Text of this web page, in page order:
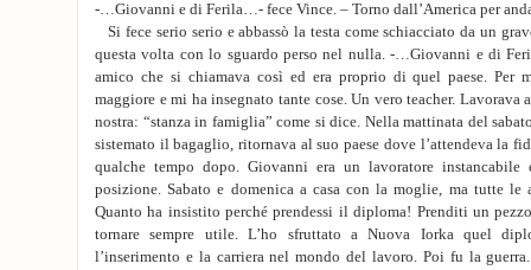
-…Giovanni e di Ferila…- fece Vince. – Torno dall’America per
Si fece serio serio e abbassò la testa come schiacciato da un
questa volta con lo sguardo perso nel nulla. -…Giovanni e di
amico che si chiamava così ed era proprio di quel paese. Per
maggiore e mi ha insegnato tante cose. Un vero teacher. Lavorava
nostra: “stanza in famiglia” come si dice. Nella mattinata del
sistemato il bagaglio, ritornava al suo paese dove l’attendeva la
qualche tempo dopo. Giovanni era un lavoratore
posizione. Sabato e domenica a casa con la moglie, ma tutte le
Quanto ha insistito perché prendessi il diploma! Prenditi un
tornare sempre utile. L’ho sfruttato a Nuova Iorka quel
l’inserimento e la carriera nel mondo del lavoro. Poi fu la